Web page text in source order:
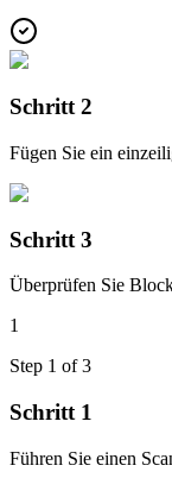
Schritt 2
Fügen Sie ein
Schritt 3
Überprüfen Sie
1
Step 1 of3
Schritt 1
Führen Sie einen